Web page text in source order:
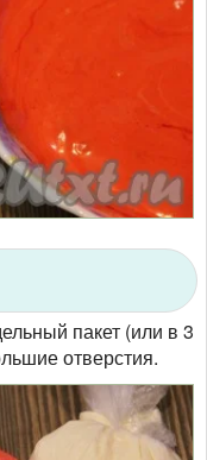
пакет (или в 3
отверстия.